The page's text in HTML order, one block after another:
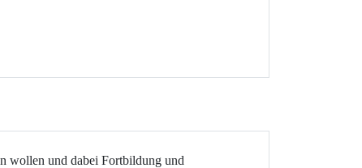
wollen und dabei Fortbildung und